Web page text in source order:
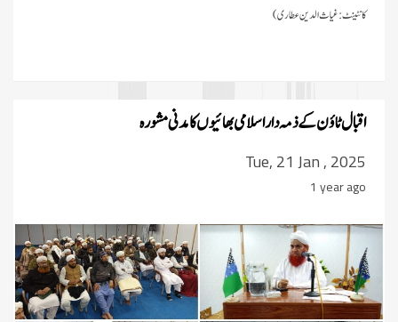
کانٹینٹ:غیاث الدین عطاری)
اقبال ٹاؤن کے ذمہ دار اسلامی بھائیوں کا مدنی مشورہ
Tue, 21 Jan , 2025
1 year ago